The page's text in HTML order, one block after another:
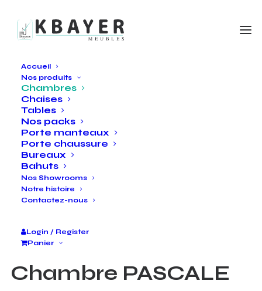
Accueil
Nos produits
Chambres
Chaises
Tables
Nos packs
Porte manteaux
Porte chaussure
Bureaux
Bahuts
Nos Showrooms
Notre histoire
Contactez-nous
Login / Register
Panier
Accueil Chambres
Chambre PASCALE